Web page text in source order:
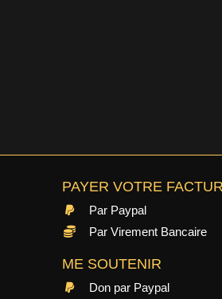
PAYER VOTRE
Par Paypal
Par Virement Bancaire
ME SOUTENIR
Don par Paypal